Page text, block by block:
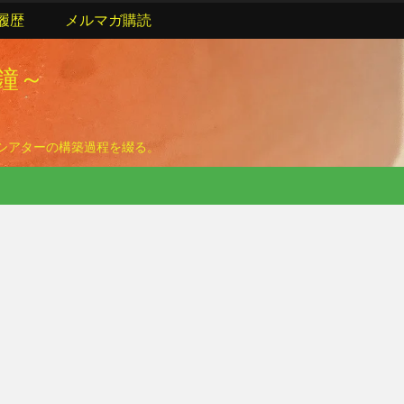
～
ターの構築過程を綴る。
歴 メルマガ購読